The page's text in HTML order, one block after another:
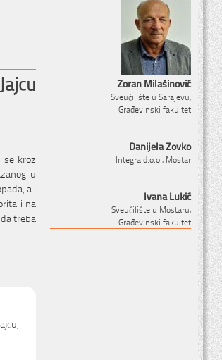
se kroz
u
a i
i na
treba
Zoran Milašinović
Sveučilište u Sarajevu,
Građevinski fakultet
Danijela Zovko
Integra d.o.o., Mostar
Ivana Lukić
Sveučilište u Mostaru,
Građevinski fakultet